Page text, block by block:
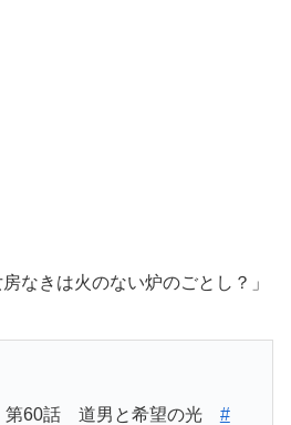
なきは火のない炉のごとし？」
第60話 道男と希望の光 #